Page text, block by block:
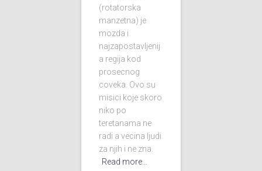
(rotatorska
manzetna) je
mozda i
najzapostavljenij
a regija kod
prosecnog
coveka. Ovo su
misici koje skoro
niko po
teretanama ne
radi a vecina ljudi
za njih i ne zna.
Read more…